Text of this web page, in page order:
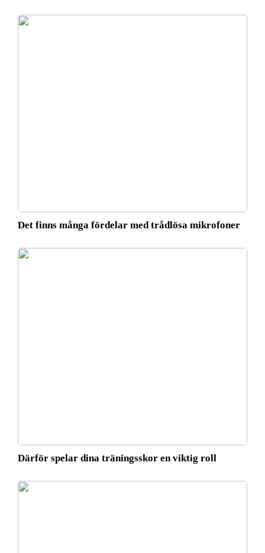
Det finns många fördelar med trådlösa mikrofoner
Därför spelar dina träningsskor en viktig roll